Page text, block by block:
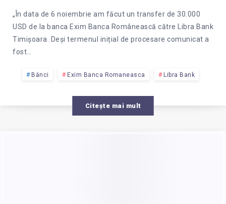
„În data de 6 noiembrie am făcut un transfer de 30.000
USD de la banca Exim Banca Românească către Libra Bank
Timișoara. Deși termenul inițial de procesare comunicat a
fost…
Bănci Exim Banca Romaneasca Libra Bank
Citește mai mult